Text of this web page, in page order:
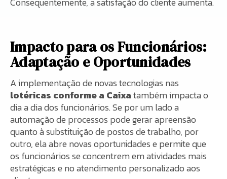
Impacto para os Funcionários:
Adaptação e Oportunidades
A implementação de novas tecnologias nas
lotéricas conforme a Caixatambém impacta o
dia a dia dos funcionários. Se por um lado a
automação de processos pode gerar apreensão
quanto à substituição de postos de trabalho, por
outro, ela abre novas oportunidades e permite que
os funcionários se concentrem em atividades mais
estratégicas e no atendimento personalizado aos